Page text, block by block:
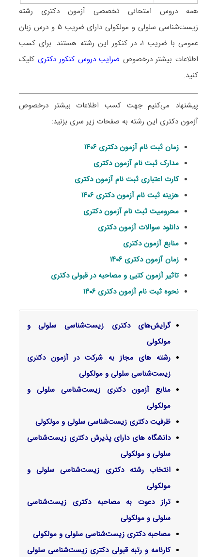
همه دروس امتحانی تخصصی آزمون دکتری رشته
زیست‌شناسی سلولی و مولکولی دارای ضریب ۵ و درس زبان
عمومی با ضریب ۱، در کنکور این رشته هستند. برای کسب
اطلاعات بیشتر درخصوص ضرایب دروس کنکور دکتری کلیک
کنید.
پیشنهاد می‌کنیم جهت کسب اطلاعات بیشتر درخصوص
آزمون دکتری این رشته به صفحات زیر سری بزنید:
زمان ثبت نام آزمون دکتری ۱۴۰۶
مدارک ثبت نام آزمون دکتری
کارت اعتباری ثبت نام آزمون دکتری
هزینه ثبت نام آزمون دکتری ۱۴۰۶
محرومیت ثبت نام آزمون دکتری
دانلود سوالات آزمون دکتری
منابع آزمون دکتری
زمان آزمون دکتری ۱۴۰۶
تاثیر آزمون کتبی و مصاحبه در قبولی دکتری
نحوه ثبت نام آزمون دکتری ۱۴۰۶
گرایش‌های دکتری زیست‌شناسی سلولی و
مولکولی
رشته های مجاز به شرکت در آزمون دکتری
زیست‌شناسی سلولی و مولکولی
منابع آزمون دکتری زیست‌شناسی سلولی و
مولکولی
ظرفیت دکتری زیست‌شناسی سلولی و مولکولی
دانشگاه های دارای پذیرش دکتری زیست‌شناسی
سلولی و مولکولی
انتخاب رشته دکتری زیست‌شناسی سلولی و
مولکولی
تراز دعوت به مصاحبه دکتری زیست‌شناسی
سلولی و مولکولی
مصاحبه دکتری زیست‌شناسی سلولی و مولکولی
کارنامه و رتبه قبولی دکتری زیست‌شناسی سلولی